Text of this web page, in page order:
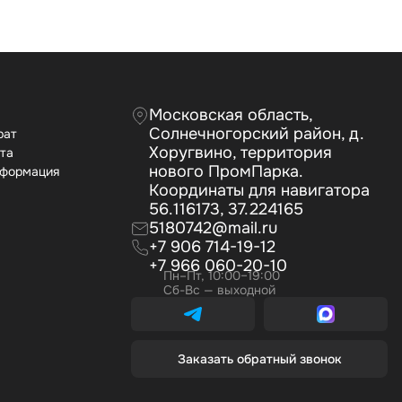
Московская область,
Солнечногорский район, д.
Хоругвино, территория
нового ПромПарка.
Координаты для навигатора
56.116173, 37.224165
5180742@mail.ru
+7 906 714-19-12
+7 966 060-20-10
Пн–Пт, 10:00–19:00
Сб-Вс — выходной
Заказать обратный звонок